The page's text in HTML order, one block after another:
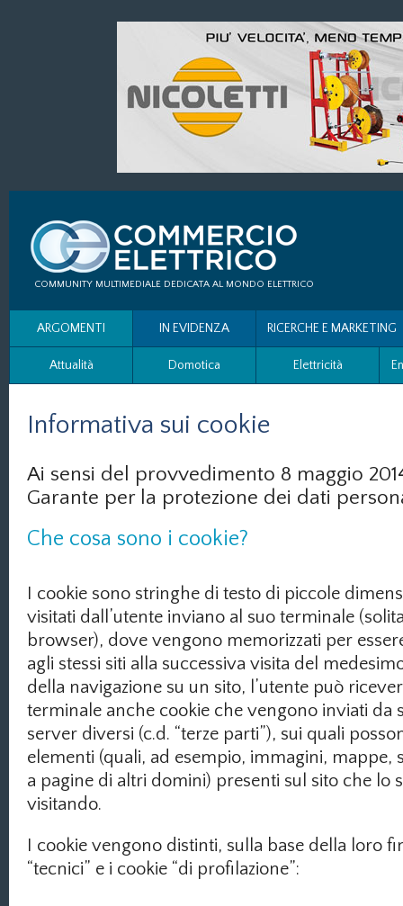
COMMUNITY MULTIMEDIALE DEDICATA AL MONDO ELETTRICO
ARGOMENTI
Attualità Domotica Elettricità
IN EVIDENZA RICERCHE E MARKETING
Informativa sui cookie
Ai sensi del provvedimento 8 maggio
Garante per la protezione dei dati
Che cosa sono i cookie?
I cookie sono stringhe di testo di piccole
visitati dall’utente inviano al suo terminale
browser), dove vengono memorizzati per
agli stessi siti alla successiva visita del
della navigazione su un sito, l’utente può
terminale anche cookie che vengono inviati da
server diversi (c.d. “terze parti”), sui quali
elementi (quali, ad esempio, immagini, mappe,
a pagine di altri domini) presenti sul sito che lo
visitando.
I cookie vengono distinti, sulla base della loro
“tecnici” e i cookie “di profilazione”: